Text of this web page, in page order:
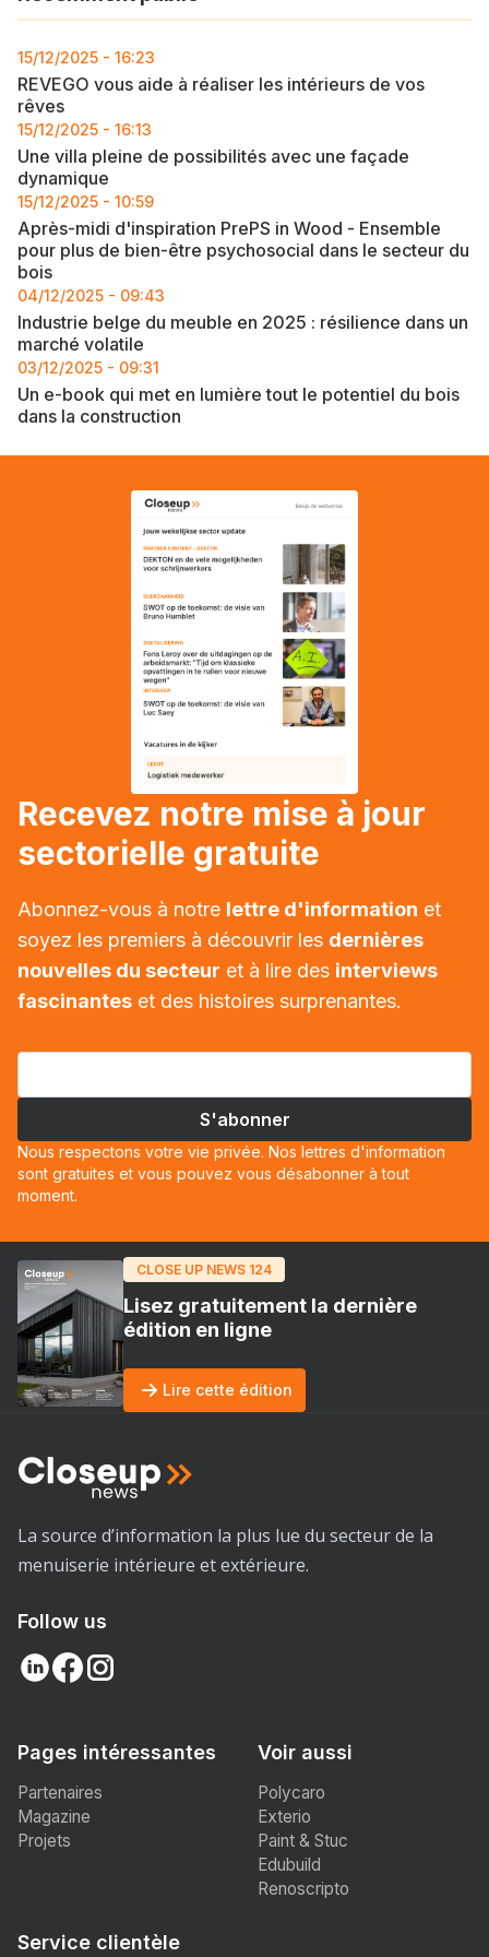
15/12/2025 - 16:23
REVEGO vous aide à réaliser les intérieurs de vos
rêves
15/12/2025 - 16:13
Une villa pleine de possibilités avec une façade
dynamique
15/12/2025 - 10:59
Après-midi d'inspiration PrePS in Wood - Ensemble
pour plus de bien-être psychosocial dans le secteur du
bois
04/12/2025 - 09:43
Industrie belge du meuble en 2025 : résilience dans un
marché volatile
03/12/2025 - 09:31
Un e-book qui met en lumière tout le potentiel du bois
dans la construction
Recevez notre mise à jour
sectorielle gratuite
Abonnez-vous à notre lettre d'information et
soyez les premiers à découvrir les dernières
nouvelles du secteur et à lire des interviews
fascinantes et des histoires surprenantes.
Nous respectons votre vie privée. Nos lettres d'information
sont gratuites et vous pouvez vous désabonner à tout
moment.
CLOSE UP NEWS 124
Lisez gratuitement la dernière
édition en ligne
Lire cette édition
La source d’information la plus lue du secteur de la
menuiserie intérieure et extérieure.
Follow us
Pages intéressantes
Partenaires
Magazine
Projets
Voir aussi
Polycaro
Exterio
Paint & Stuc
Edubuild
Renoscripto
Service clientèle